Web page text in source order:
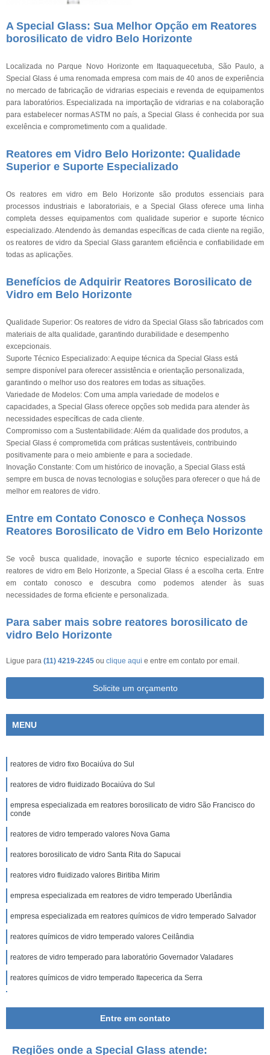
A Special Glass: Sua Melhor Opção em Reatores
borosilicato de vidro Belo Horizonte
Localizada no Parque Novo Horizonte em Itaquaquecetuba, São Paulo, a
Special Glass é uma renomada empresa com mais de 40 anos de experiência
no mercado de fabricação de vidrarias especiais e revenda de equipamentos
para laboratórios. Especializada na importação de vidrarias e na colaboração
para estabelecer normas ASTM no país, a Special Glass é conhecida por sua
excelência e comprometimento com a qualidade.
Reatores em Vidro Belo Horizonte: Qualidade
Superior e Suporte Especializado
Os reatores em vidro em Belo Horizonte são produtos essenciais para
processos industriais e laboratoriais, e a Special Glass oferece uma linha
completa desses equipamentos com qualidade superior e suporte técnico
especializado. Atendendo às demandas específicas de cada cliente na região,
os reatores de vidro da Special Glass garantem eficiência e confiabilidade em
todas as aplicações.
Benefícios de Adquirir Reatores Borosilicato de
Vidro em Belo Horizonte
Qualidade Superior: Os reatores de vidro da Special Glass são fabricados com
materiais de alta qualidade, garantindo durabilidade e desempenho
excepcionais.
Suporte Técnico Especializado: A equipe técnica da Special Glass está
sempre disponível para oferecer assistência e orientação personalizada,
garantindo o melhor uso dos reatores em todas as situações.
Variedade de Modelos: Com uma ampla variedade de modelos e
capacidades, a Special Glass oferece opções sob medida para atender às
necessidades específicas de cada cliente.
Compromisso com a Sustentabilidade: Além da qualidade dos produtos, a
Special Glass é comprometida com práticas sustentáveis, contribuindo
positivamente para o meio ambiente e para a sociedade.
Inovação Constante: Com um histórico de inovação, a Special Glass está
sempre em busca de novas tecnologias e soluções para oferecer o que há de
melhor em reatores de vidro.
Entre em Contato Conosco e Conheça Nossos
Reatores Borosilicato de Vidro em Belo Horizonte
Se você busca qualidade, inovação e suporte técnico especializado em
reatores de vidro em Belo Horizonte, a Special Glass é a escolha certa. Entre
em contato conosco e descubra como podemos atender às suas
necessidades de forma eficiente e personalizada.
Para saber mais sobre reatores borosilicato de
vidro Belo Horizonte
Ligue para (11) 4219-2245 ou clique aqui e entre em contato por email.
Solicite um orçamento
MENU
reatores de vidro fixo Bocaiúva do Sul
reatores de vidro fluidizado Bocaiúva do Sul
empresa especializada em reatores borosilicato de vidro São Francisco do
conde
reatores de vidro temperado valores Nova Gama
reatores borosilicato de vidro Santa Rita do Sapucai
reatores vidro fluidizado valores Biritiba Mirim
empresa especializada em reatores de vidro temperado Uberlândia
empresa especializada em reatores químicos de vidro temperado Salvador
reatores químicos de vidro temperado valores Ceilândia
reatores de vidro temperado para laboratório Governador Valadares
reatores químicos de vidro temperado Itapecerica da Serra
Santa Luzia
reatores químicos de vidro temperado valores Cambuí
empresa especializada em reatores químicos de vidro temperado
Entre em contato
Regiões onde a Special Glass atende: